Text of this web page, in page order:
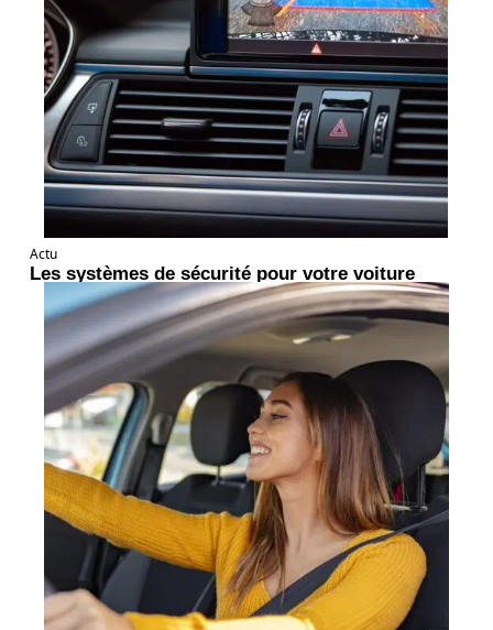
Actu
Les systèmes de sécurité pour votre voiture